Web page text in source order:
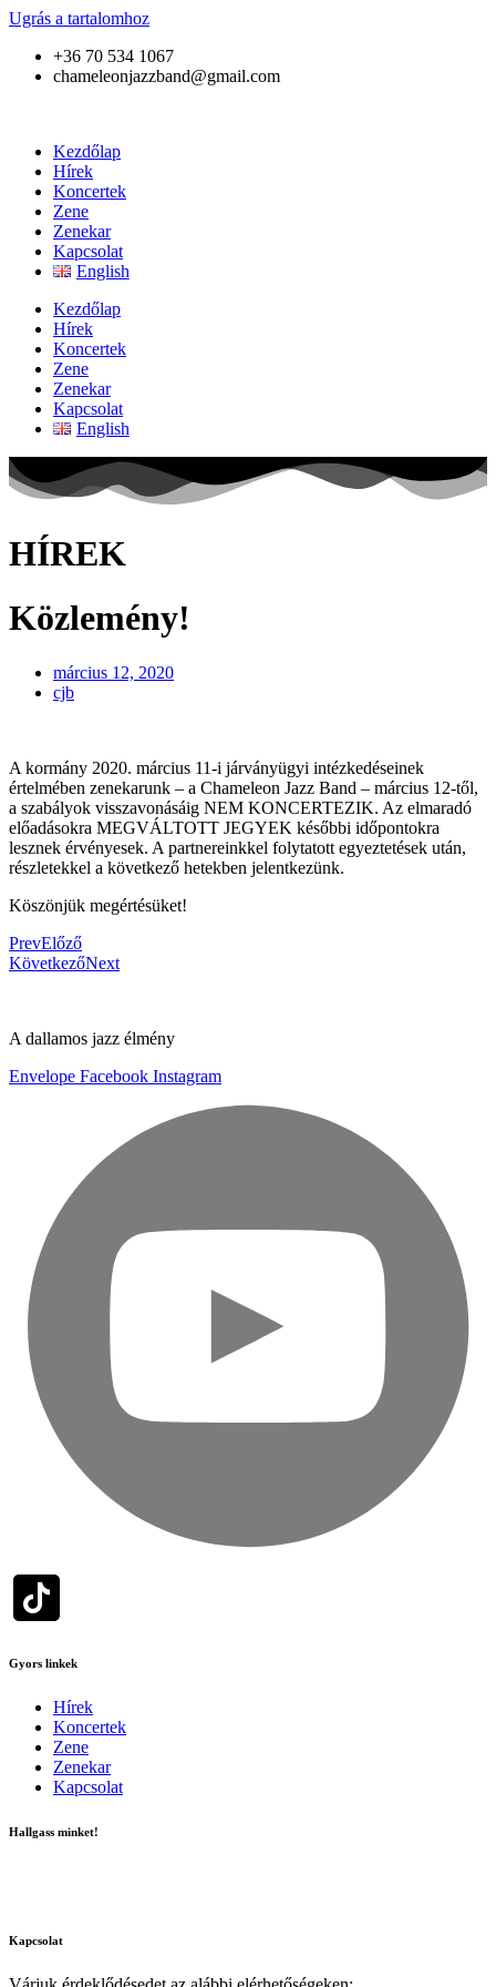
Ugrás a tartalomhoz
+36 70 534 1067
chameleonjazzband@gmail.com
Kezdőlap
Hírek
Koncertek
Zene
Zenekar
Kapcsolat
English
Kezdőlap
Hírek
Koncertek
Zene
Zenekar
Kapcsolat
English
HÍREK
Közlemény!
március 12, 2020
cjb
A kormány 2020. március 11-i járványügyi intézkedéseinek
értelmében zenekarunk – a Chameleon Jazz Band – március 12-től,
a szabályok visszavonásáig NEM KONCERTEZIK. Az elmaradó
előadásokra MEGVÁLTOTT JEGYEK későbbi időpontokra
lesznek érvényesek. A partnereinkkel folytatott egyeztetések után,
részletekkel a következő hetekben jelentkezünk.
Köszönjük megértésüket!
PrevElőző
KövetkezőNext
A dallamos jazz élmény
Envelope Facebook Instagram
Gyors linkek
Hírek
Koncertek
Zene
Zenekar
Kapcsolat
Hallgass minket!
Kapcsolat